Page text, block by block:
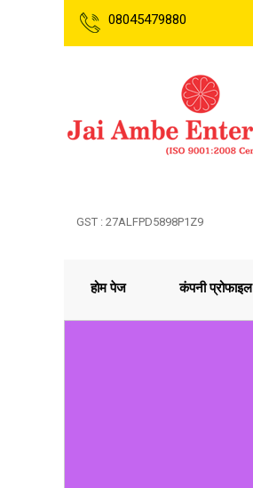
08045479880
GST : 27ALFPD5898P1Z9
होम पेज कंपनी प्रोफाइल